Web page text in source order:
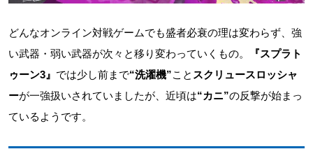
どんなオンライン対戦ゲームでも盛者必衰の理は変わらず、強
い武器・弱い武器が次々と移り変わっていくもの。
『スプラト
ゥーン3』 では少し前まで“洗濯機”こと スクリュースロッシャ
ーが一強扱いされていましたが、近頃は“カニ”の反撃が始まっ
ているようです。